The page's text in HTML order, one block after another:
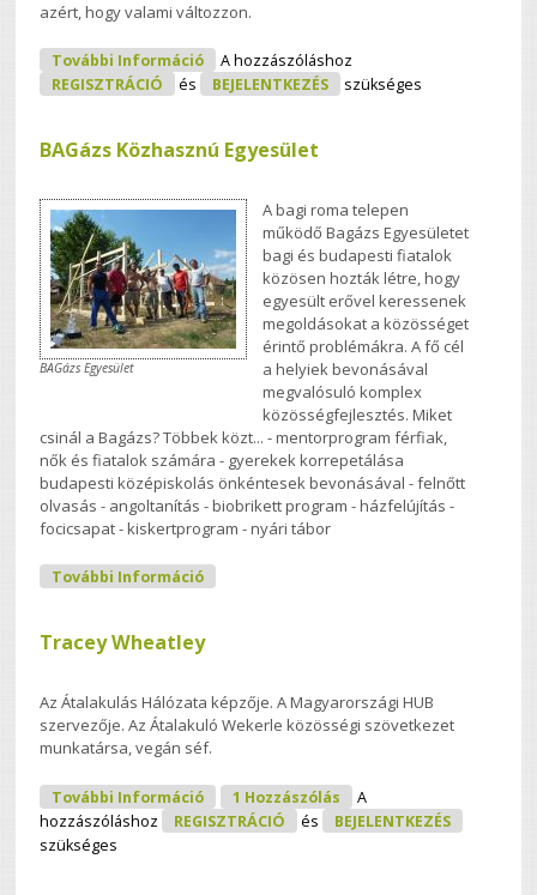
azért, hogy valami változzon.
További Információ Kanalas Roland - "Patrisz" Tartalommal
Kapcsolatosan
A hozzászóláshoz
REGISZTRÁCIÓ
és BEJELENTKEZÉS szükséges
BAGázs Közhasznú Egyesület
BAGázs Egyesület
A bagi roma telepen
működő Bagázs Egyesületet
bagi és budapesti fiatalok
közösen hozták létre, hogy
egyesült erővel keressenek
megoldásokat a közösséget
érintő problémákra. A fő cél
a helyiek bevonásával
megvalósuló komplex
közösségfejlesztés. Miket
csinál a Bagázs? Többek közt... - mentorprogram férfiak,
nők és fiatalok számára - gyerekek korrepetálása
budapesti középiskolás önkéntesek bevonásával - felnőtt
olvasás - angoltanítás - biobrikett program - házfelújítás -
focicsapat - kiskertprogram - nyári tábor
További Információ
Tracey Wheatley
Az Átalakulás Hálózata képzője. A Magyarországi HUB
szervezője. Az Átalakuló Wekerle közösségi szövetkezet
munkatársa, vegán séf.
További Információ Tracey Wheatley Tartalommal
Kapcsolatosan
1 Hozzászólás
A
hozzászóláshoz
REGISZTRÁCIÓ és
BEJELENTKEZÉS
szükséges